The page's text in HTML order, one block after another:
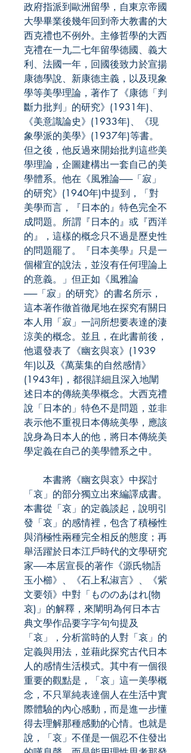
政府指派到歐洲留學，自東京帝國
大學畢業後幾年回到帝大教書的大
西克禮也不例外。主修哲學的大西
克禮在一九二七年留學德國、義大
利、法國一年，回國後致力於宣揚
康德學說、新康德主義，以及現象
學等美學理論，著作了《康德「判
斷力批判」的研究》(1931年)、
《美意識論史》(1933年)、《現
象學派的美學》(1937年)等書。
但之後，他反過來開始批判這些美
學理論，企圖建構出一套自己的美
學體系。他在《風雅論──「寂」
的研究》(1940年)中提到，「對
美學而言，『日本的』特色完全不
成問題。所謂『日本的』或『西洋
的』，這樣的概念只不過是歷史性
的問題罷了。『日本美學』只是一
個權宜的說法，並沒有任何理論上
的意義。」但正如《風雅論
──「寂」的研究》的書名所示，
這本著作徹首徹尾地在探究有關日
本人用「寂」一詞所想要表達的淒
涼美的概念。並且，在此書前後，
他還發表了《幽玄與哀》(1939
年)以及《萬葉集的自然感情》
(1943年)，都很詳細且深入地闡
述日本的傳統美學概念。大西克禮
說「日本的」特色不是問題，並非
表示他不重視日本傳統美學，應該
說身為日本人的他，將日本傳統美
學定義在自己的美學體系之中。
本書將《幽玄與哀》中探討
「哀」的部分獨立出來編譯成書。
本書從「哀」的定義談起，說明引
發「哀」的感情裡，包含了積極性
與消極性兩種完全相反的態度；再
舉活躍於日本江戶時代的文學研究
家──本居宣長的著作《源氏物語
玉小櫛》、《石上私淑言》、《紫
文要領》中對「もののあはれ(物
哀)」的解釋，來闡明為何日本古
典文學作品要字字句句提及
「哀」，分析當時的人對「哀」的
定義與用法，並藉此探究古代日本
人的感情生活模式。其中有一個很
重要的觀點是，「哀」這一美學概
念，不只單純表達個人在生活中實
際體驗的內心感動，而是進一步懂
得去理解那種感動的心情。也就是
說，「哀」不僅是一個忍不住發出